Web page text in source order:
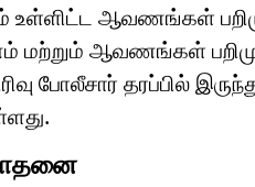
ஆவணங்கள்
மற்றும் ஆவணங்கள்
போலீசார் தரப்பில்